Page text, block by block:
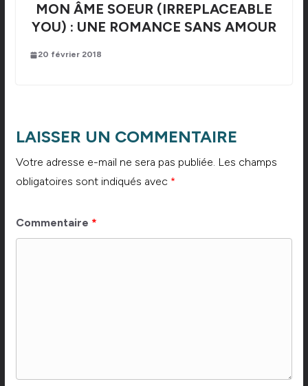
MON ÂME SOEUR (IRREPLACEABLE
YOU) : UNE ROMANCE SANS AMOUR
20 février 2018
LAISSER UN COMMENTAIRE
Votre adresse e-mail ne sera pas publiée. Les champs
obligatoires sont indiqués avec *
Commentaire *